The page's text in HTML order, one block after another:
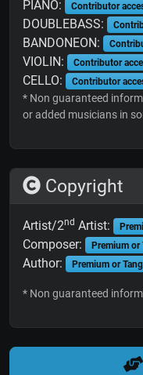
PIANO: Contributor
DOUBLEBASS:
BANDONEON:
VIOLIN: Contributor
CELLO: Contributor
* Non guaranteed
or added musicians in
Copyright
Artist/2nd Artist:
Composer: Premium or
Author: Premium or
* Non guaranteed